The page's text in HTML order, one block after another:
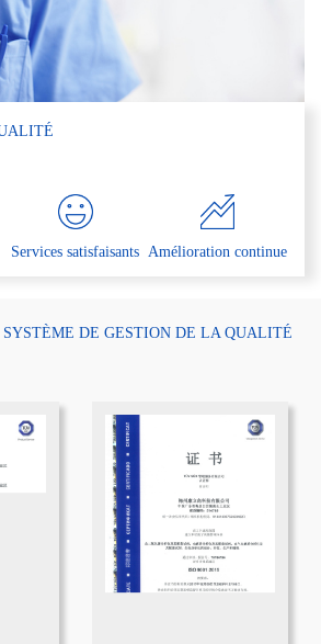
Services satisfaisants Amélioration continue
DE GESTION DE LA QUALITÉ